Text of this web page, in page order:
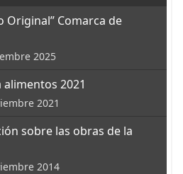
Original” Comarca de
2025
alimentos 2021
2021
sobre las obras de la
2014